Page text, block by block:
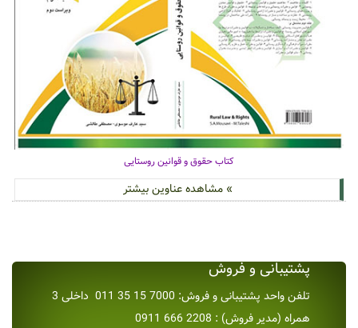
کتاب حقوق و قوانین روستایی
» مشاهده عناوین بیشتر
پشتیبانی و فروش
تلفن واحد پشتیبانی و فروش: 7000 15 35 011 داخلی 3
همراه (مدیر فروش) : 2208 666 0911